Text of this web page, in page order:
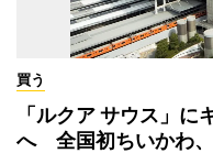
買う
「ルクア サウス」
へ 全国初ちいかわ